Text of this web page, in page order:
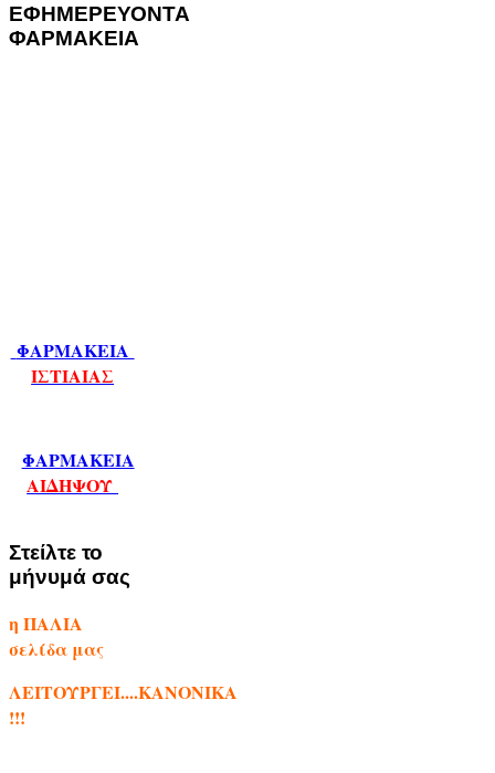
ΕΦΗΜΕΡΕΥΟΝΤΑ
ΦΑΡΜΑΚΕΙΑ
ΦΑΡΜΑΚΕΙΑ
ΙΣΤΙΑΙΑΣ
ΦΑΡΜΑΚΕΙΑ
ΑΙΔΗΨΟΥ
Στείλτε το
μήνυμά σας
η ΠΑΛΙΑ
σελίδα μας
ΛΕΙΤΟΥΡΓΕΙ....ΚΑΝΟΝΙΚΑ
!!!